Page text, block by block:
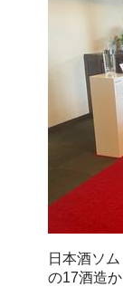
日本酒ソ
の17酒造